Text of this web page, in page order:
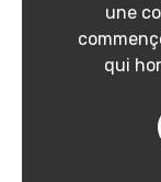
une
qui